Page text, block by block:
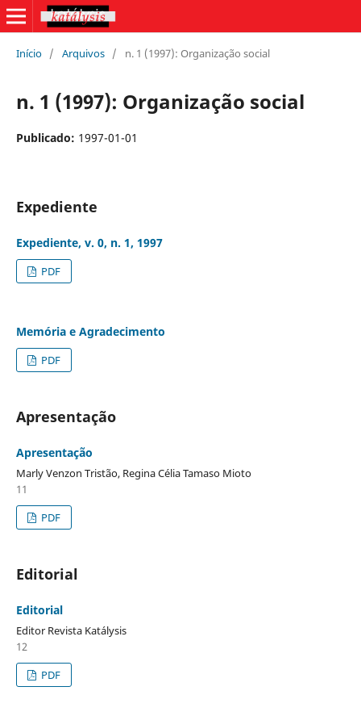
Início / Arquivos / n. 1 (1997): Organização social
n. 1 (1997): Organização social
Publicado: 1997-01-01
Expediente
Expediente, v. 0, n. 1, 1997
PDF
Memória e Agradecimento
PDF
Apresentação
Apresentação
Marly Venzon Tristão, Regina Célia Tamaso Mioto
11
PDF
Editorial
Editorial
Editor Revista Katálysis
12
PDF